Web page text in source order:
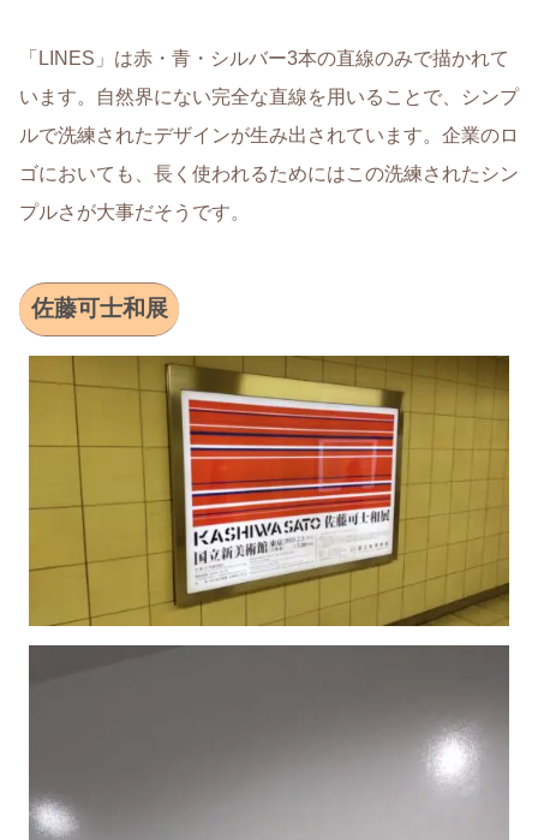
「LINES」は赤・青・シルバー3本の直線のみで描かれて
います。自然界にない完全な直線を用いることで、シンプ
ルで洗練されたデザインが生み出されています。企業のロ
ゴにおいても、長く使われるためにはこの洗練されたシン
プルさが大事だそうです。
佐藤可士和展